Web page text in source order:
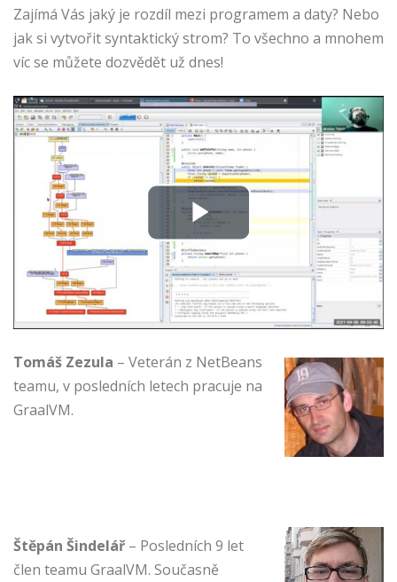
Zajímá Vás jaký je rozdíl mezi programem a daty? Nebo
jak si vytvořit syntaktický strom? To všechno a mnohem
víc se můžete dozvědět už dnes!
Tomáš Zezula – Veterán z NetBeans
teamu, v posledních letech pracuje na
GraalVM.
Štěpán Šindelář – Posledních 9 let
člen teamu GraalVM. Současně